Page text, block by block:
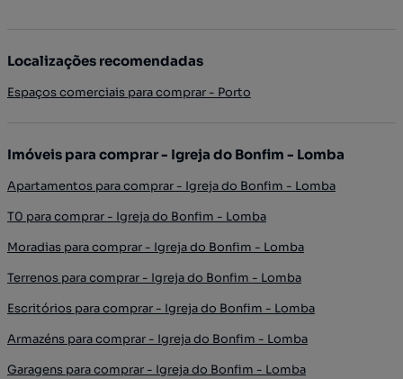
Localizações recomendadas
Espaços comerciais para comprar - Porto
Imóveis para comprar - Igreja do Bonfim - Lomba
Apartamentos para comprar - Igreja do Bonfim - Lomba
T0 para comprar - Igreja do Bonfim - Lomba
Moradias para comprar - Igreja do Bonfim - Lomba
Terrenos para comprar - Igreja do Bonfim - Lomba
Escritórios para comprar - Igreja do Bonfim - Lomba
Armazéns para comprar - Igreja do Bonfim - Lomba
Garagens para comprar - Igreja do Bonfim - Lomba